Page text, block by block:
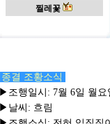
찔레꽃
종결 조황소식
▶조행일시: 7월 6일 월요
▶날씨: 흐림